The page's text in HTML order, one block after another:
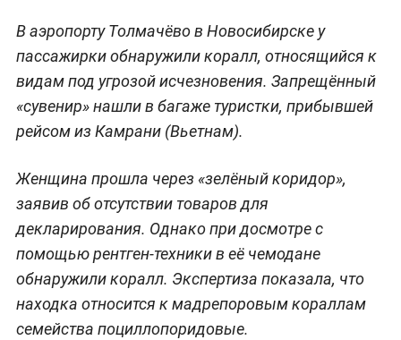
В аэропорту Толмачёво в Новосибирске у
пассажирки обнаружили коралл, относящийся к
видам под угрозой исчезновения. Запрещённый
«сувенир» нашли в багаже туристки, прибывшей
рейсом из Камрани (Вьетнам).
Женщина прошла через «зелёный коридор»,
заявив об отсутствии товаров для
декларирования. Однако при досмотре с
помощью рентген-техники в её чемодане
обнаружили коралл. Экспертиза показала, что
находка относится к мадрепоровым кораллам
семейства поциллопоридовые.